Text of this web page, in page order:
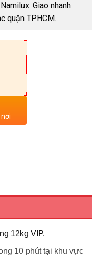
Giao nhanh
quận TP.HCM.
12kg VIP.
10 phút tại khu vực